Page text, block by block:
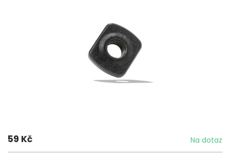
59 Kč Na dotaz